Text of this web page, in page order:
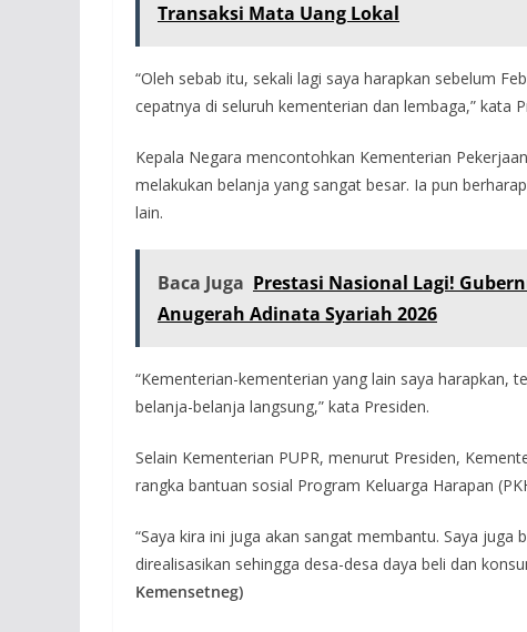
Transaksi Mata Uang Lokal
“Oleh sebab itu, sekali lagi saya harapkan sebelum
cepatnya di seluruh kementerian dan lembaga,” kata
Kepala Negara mencontohkan Kementerian
melakukan belanja yang sangat besar. Ia pun
lain.
Baca Juga Prestasi Nasional Lagi!
Anugerah Adinata Syariah 2026
“Kementerian-kementerian yang lain saya harapkan,
belanja-belanja langsung,” kata Presiden.
Selain Kementerian PUPR, menurut Presiden,
rangka bantuan sosial Program Keluarga Harapan
“Saya kira ini juga akan sangat membantu. Saya
direalisasikan sehingga desa-desa daya beli dan
Kemensetneg)